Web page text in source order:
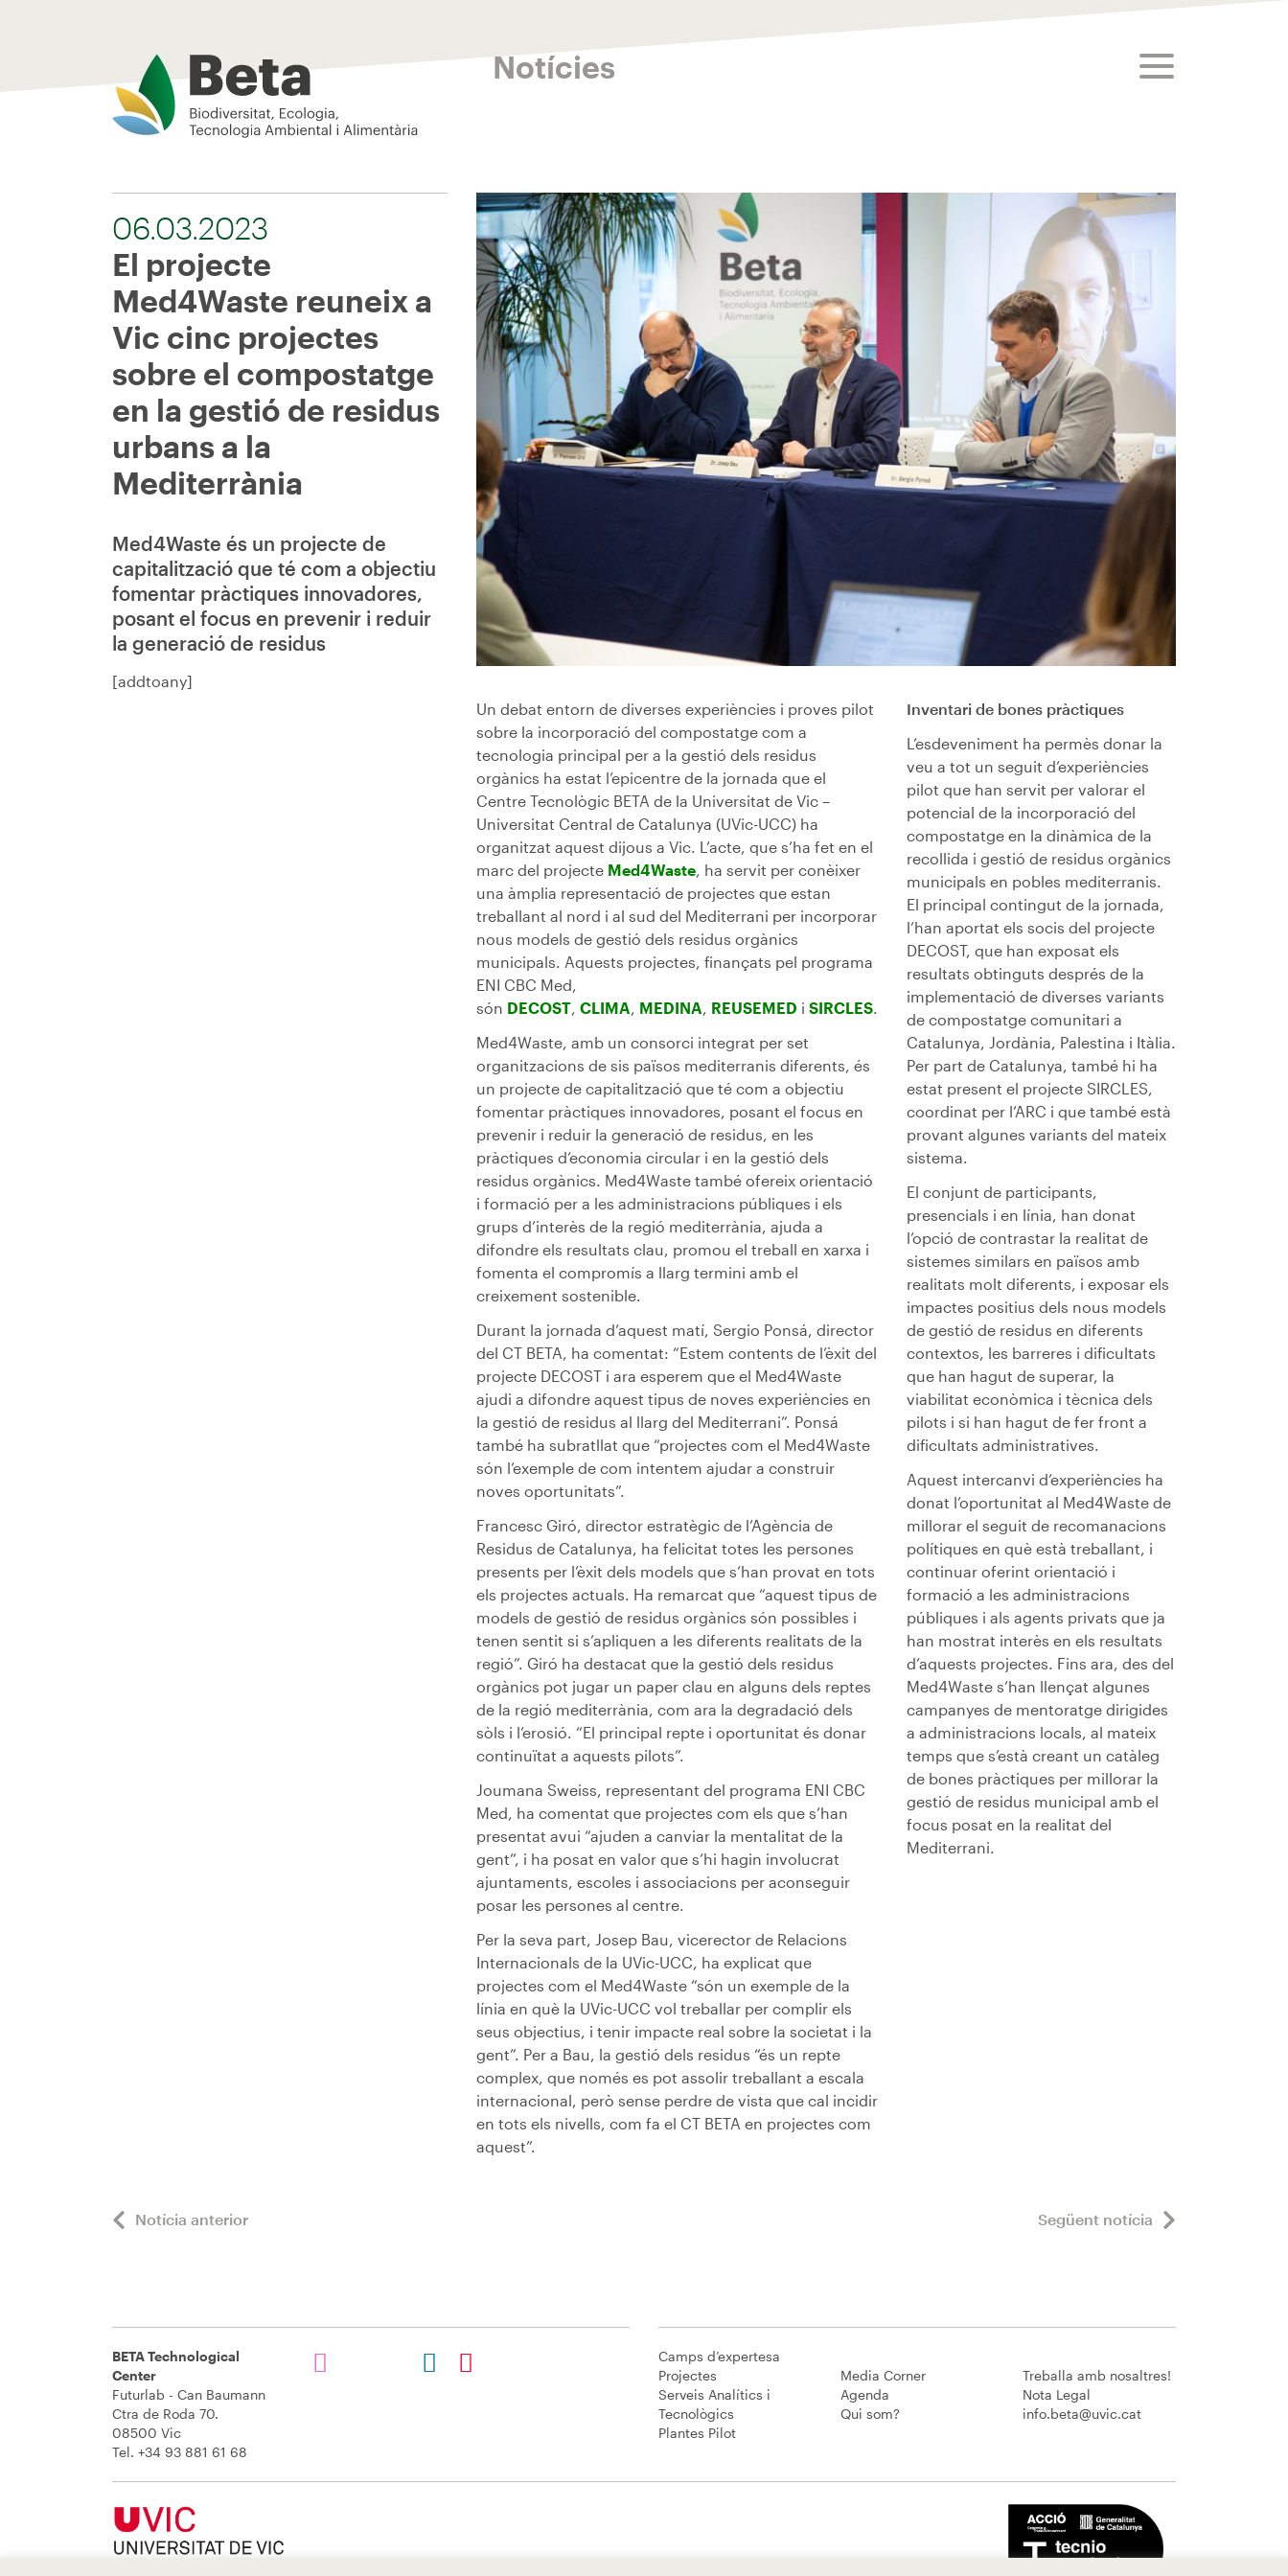
Beta Tech Center toggle menu
Notícies
06.03.2023
El projecte
Med4Waste reuneix a
Vic cinc projectes
sobre el compostatge
en la gestió de residus
urbans a la
Mediterrània
Med4Waste és un projecte de
capitalització que té com a objectiu
fomentar pràctiques innovadores,
posant el focus en prevenir i reduir
la generació de residus
[addtoany]
Un debat entorn de diverses experiències i proves pilot
sobre la incorporació del compostatge com a
tecnologia principal per a la gestió dels residus
orgànics ha estat l’epicentre de la jornada que el
Centre Tecnològic BETA de la Universitat de Vic –
Universitat Central de Catalunya (UVic-UCC) ha
organitzat aquest dijous a Vic. L’acte, que s’ha fet en el
marc del projecte Med4Waste, ha servit per conèixer
una àmplia representació de projectes que estan
treballant al nord i al sud del Mediterrani per incorporar
nous models de gestió dels residus orgànics
municipals. Aquests projectes, finançats pel programa
ENI CBC Med,
són DECOST, CLIMA, MEDINA, REUSEMED i SIRCLES.
Med4Waste, amb un consorci integrat per set
organitzacions de sis països mediterranis diferents, és
un projecte de capitalització que té com a objectiu
fomentar pràctiques innovadores, posant el focus en
prevenir i reduir la generació de residus, en les
pràctiques d’economia circular i en la gestió dels
residus orgànics. Med4Waste també ofereix orientació
i formació per a les administracions públiques i els
grups d’interès de la regió mediterrània, ajuda a
difondre els resultats clau, promou el treball en xarxa i
fomenta el compromís a llarg termini amb el
creixement sostenible.
Durant la jornada d’aquest matí, Sergio Ponsá, director
del CT BETA, ha comentat: “Estem contents de l’èxit del
projecte DECOST i ara esperem que el Med4Waste
ajudi a difondre aquest tipus de noves experiències en
la gestió de residus al llarg del Mediterrani”. Ponsá
també ha subratllat que “projectes com el Med4Waste
són l’exemple de com intentem ajudar a construir
noves oportunitats”.
Francesc Giró, director estratègic de l’Agència de
Residus de Catalunya, ha felicitat totes les persones
presents per l’èxit dels models que s’han provat en tots
els projectes actuals. Ha remarcat que “aquest tipus de
models de gestió de residus orgànics són possibles i
tenen sentit si s’apliquen a les diferents realitats de la
regió”. Giró ha destacat que la gestió dels residus
orgànics pot jugar un paper clau en alguns dels reptes
de la regió mediterrània, com ara la degradació dels
sòls i l’erosió. “El principal repte i oportunitat és donar
continuïtat a aquests pilots”.
Joumana Sweiss, representant del programa ENI CBC
Med, ha comentat que projectes com els que s’han
presentat avui “ajuden a canviar la mentalitat de la
gent”, i ha posat en valor que s’hi hagin involucrat
ajuntaments, escoles i associacions per aconseguir
posar les persones al centre.
Per la seva part, Josep Bau, vicerector de Relacions
Internacionals de la UVic-UCC, ha explicat que
projectes com el Med4Waste “són un exemple de la
línia en què la UVic-UCC vol treballar per complir els
seus objectius, i tenir impacte real sobre la societat i la
gent”. Per a Bau, la gestió dels residus “és un repte
complex, que només es pot assolir treballant a escala
internacional, però sense perdre de vista que cal incidir
en tots els nivells, com fa el CT BETA en projectes com
aquest”.
Inventari de bones pràctiques
L’esdeveniment ha permès donar la
veu a tot un seguit d’experiències
pilot que han servit per valorar el
potencial de la incorporació del
compostatge en la dinàmica de la
recollida i gestió de residus orgànics
municipals en pobles mediterranis.
El principal contingut de la jornada,
l’han aportat els socis del projecte
DECOST, que han exposat els
resultats obtinguts després de la
implementació de diverses variants
de compostatge comunitari a
Catalunya, Jordània, Palestina i Itàlia.
Per part de Catalunya, també hi ha
estat present el projecte SIRCLES,
coordinat per l’ARC i que també està
provant algunes variants del mateix
sistema.
El conjunt de participants,
presencials i en línia, han donat
l’opció de contrastar la realitat de
sistemes similars en països amb
realitats molt diferents, i exposar els
impactes positius dels nous models
de gestió de residus en diferents
contextos, les barreres i dificultats
que han hagut de superar, la
viabilitat econòmica i tècnica dels
pilots i si han hagut de fer front a
dificultats administratives.
Aquest intercanvi d’experiències ha
donat l’oportunitat al Med4Waste de
millorar el seguit de recomanacions
polítiques en què està treballant, i
continuar oferint orientació i
formació a les administracions
públiques i als agents privats que ja
han mostrat interès en els resultats
d’aquests projectes. Fins ara, des del
Med4Waste s’han llençat algunes
campanyes de mentoratge dirigides
a administracions locals, al mateix
temps que s’està creant un catàleg
de bones pràctiques per millorar la
gestió de residus municipal amb el
focus posat en la realitat del
Mediterrani.
Notícia anterior Següent notícia
BETA Technological
Center
Futurlab - Can Baumann
Ctra de Roda 70.
08500 Vic
Tel. +34 93 881 61 68
Camps d’expertesa
Projectes
Serveis Analítics i
Tecnològics
Plantes Pilot
Media Corner
Agenda
Qui som?
Treballa amb nosaltres!
Nota Legal
info.beta@uvic.cat